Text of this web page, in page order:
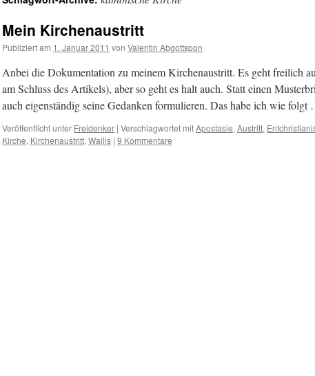
Mein Kirchenaustritt
Publiziert am 1. Januar 2011 von Valentin Abgottspon
Anbei die Dokumentation zu meinem Kirchenaustritt. Es geht freilich
am Schluss des Artikels), aber so geht es halt auch. Statt einen
auch eigenständig seine Gedanken formulieren. Das habe ich wie folgt
Veröffentlicht unter Freidenker | Verschlagwortet mitApostasie, Austritt,
Kirche, Kirchenaustritt, Wallis | 9 Kommentare